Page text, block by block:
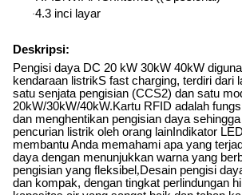
·4.3 inci layar
Deskripsi:
Pengisi daya DC 20 kW 30kW 40kW
kendaraan listrikS fast charging, terdiri dari
satu senjata pengisian (CCS2) dan satu
20kW/30kW/40kW.Kartu RFID adalah
dan menghentikan pengisian daya
pencurian listrik oleh orang lainIndikator
membantu Anda memahami apa yang
daya dengan menunjukkan warna yang
pengisian yang fleksibel ,Desain pengisi
dan kompak, dengan tingkat perlindungan